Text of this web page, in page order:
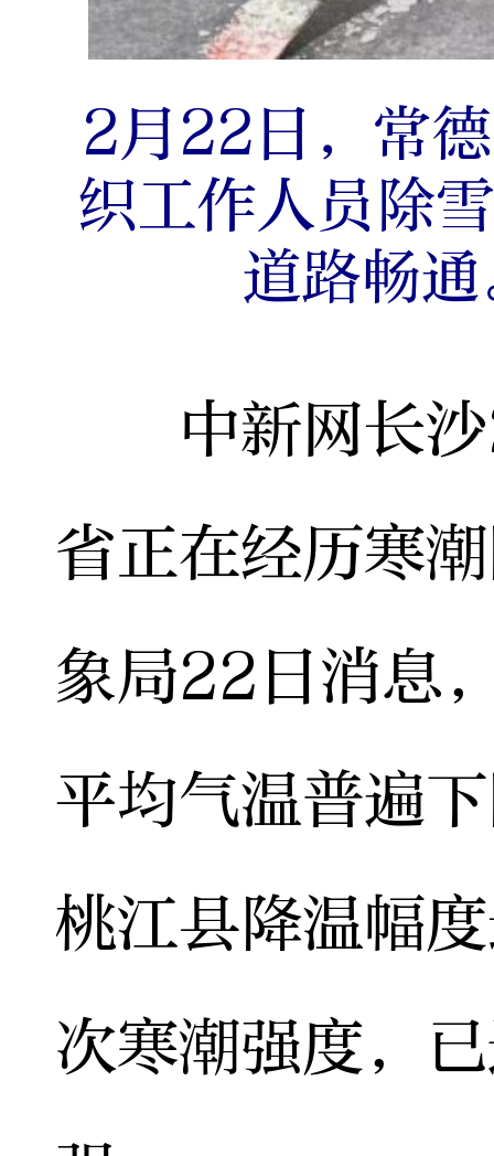
2月22日，常
织工作人员除
道路畅
中新网长沙
省正在经历寒
象局22日消息
平均气温普遍
桃江县降温幅
次寒潮强度，